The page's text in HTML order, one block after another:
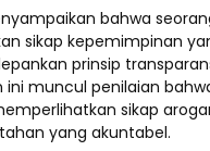
bahwa
sikap kepemimpinan
prinsip
ini muncul penilaian
sikap
yang akuntabel.